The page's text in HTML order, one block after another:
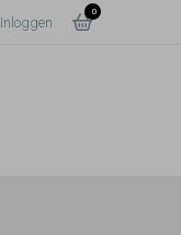
Inloggen
0